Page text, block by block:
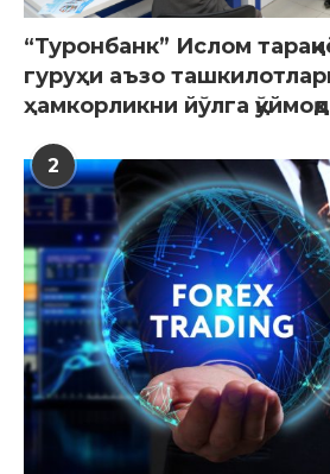
“Туронбанк” Ислом
гуруҳи аъзо
ҳамкорликни йўлга
2